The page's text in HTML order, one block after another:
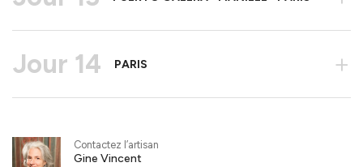
Jour 14 PARIS +
Contactez l’artisan
Gine Vincent